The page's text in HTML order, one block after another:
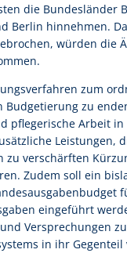
die Bundesländer
Berlin hinnehmen.
würden die
zum
Budgetierung zu
pflegerische Arbeit
Leistungen,
zu verschärften
Zudem soll ein
eingeführt
Versprechungen
in ihr Gegenteil